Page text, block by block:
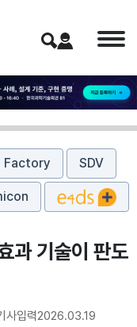
Factory SDV
과 기술이 판도
사입력2026.03.19